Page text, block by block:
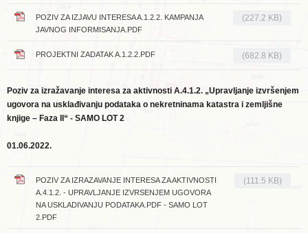
POZIV ZA IZJAVU INTERESA A.1.2.2. KAMPANJA
JAVNOG INFORMISANJA.PDF
(227.2 KB)
PROJEKTNI ZADATAK A.1.2.2.PDF (682.8 KB)
Poziv za izražavanje interesa za aktivnosti A.4.1.2. „Upravljanje izvršenjem
ugovora na usklađivanju podataka o nekretninama katastra i zemljišne
knjige – Faza II“ - SAMO LOT 2
01.06.2022.
POZIV ZA IZRAZAVANJE INTERESA ZA AKTIVNOSTI
A.4.1.2. - UPRAVLJANJE IZVRSENJEM UGOVORA
NA USKLADIVANJU PODATAKA.PDF - SAMO LOT
2.PDF
(111.5 KB)